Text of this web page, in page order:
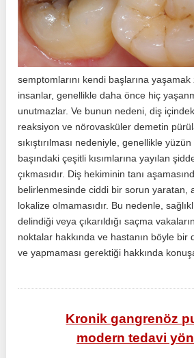
semptomlarını kendi başlarına
insanlar, genellikle daha önce hiç
unutmazlar. Ve bunun nedeni, diş
reaksiyon ve nörovasküler demetin
sıkıştırılması nedeniyle, genellikle
başındaki çeşitli kısımlarına yayılan
çıkmasıdır. Diş hekiminin tanı
belirlenmesinde ciddi bir sorun yaratan,
lokalize olmamasıdır. Bu nedenle,
delindiği veya çıkarıldığı saçma
noktalar hakkında ve hastanın böyle bir
ve yapmaması gerektiği hakkında
Kronik gangrenöz
modern tedavi